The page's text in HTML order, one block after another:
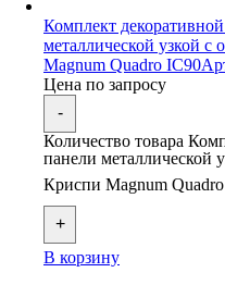
Комплект
металлической узкой
Magnum Quadro IC90
Цена по запросу
-
Количество товара
панели металлической
Криспи Magnum
+
В корзину